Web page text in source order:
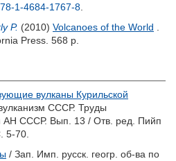
1-4684-1767-8
P. (2010) Volcanoes of the World
Press. 568 p.
вулканы Курильской
СССР. Труды
АН СССР. Вып. 13 / Отв. ред. Пийп
5-70.
/ Зап. Имп. русск. геогр. об-ва по